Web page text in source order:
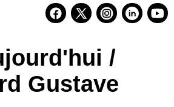
/
Gustave